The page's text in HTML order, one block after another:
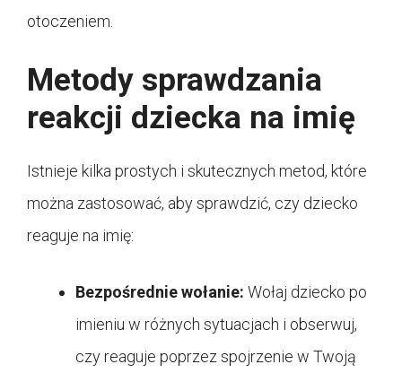
otoczeniem.
Metody sprawdzania
reakcji dziecka na imię
Istnieje kilka prostych i skutecznych metod, które
można zastosować, aby sprawdzić, czy dziecko
reaguje na imię:
Bezpośrednie wołanie: Wołaj dziecko po
imieniu w różnych sytuacjach i obserwuj,
czy reaguje poprzez spojrzenie w Twoją